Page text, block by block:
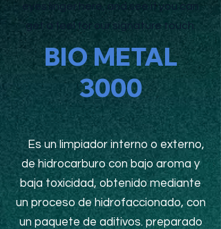
eyes linger here, and see if you can
get a feel for our signature touch.
BIO METAL
3000
Es un limpiador interno o externo,
de hidrocarburo con bajo aroma y
baja toxicidad, obtenido mediante
un proceso de hidrofaccionado, con
un paquete de aditivos. preparado